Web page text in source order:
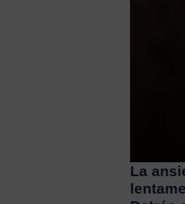
La